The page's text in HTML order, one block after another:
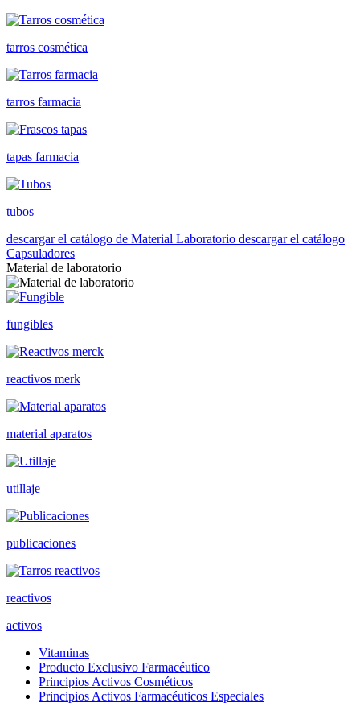
tarros cosmética
tarros farmacia
tapas farmacia
tubos
descargar el catálogo de Material Laboratorio descargar el catálogo
Capsuladores
Material de laboratorio
fungibles
reactivos merk
material aparatos
utillaje
publicaciones
reactivos
activos
Vitaminas
Producto Exclusivo Farmacéutico
Principios Activos Cosméticos
Principios Activos Farmacéuticos Especiales